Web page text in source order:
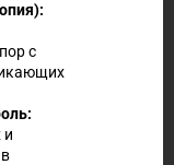
с
и